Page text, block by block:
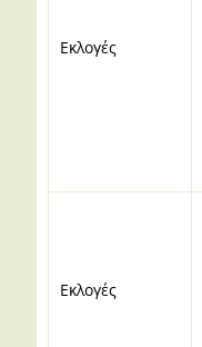
Εκλογές
Εκλογές